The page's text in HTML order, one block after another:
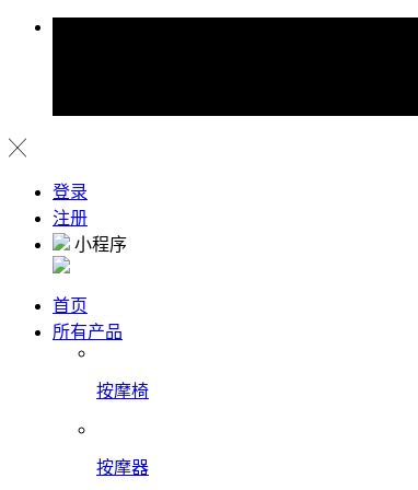
╳
登录
注册
小程序
首页
所有产品
按摩椅
按摩器